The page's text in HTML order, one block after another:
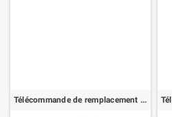
Télécommande de remplacement pour 3M 8630PROJECTOR, HI-FI